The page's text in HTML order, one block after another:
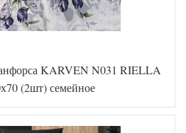
KARVEN N031 RIELLA
(2шт) семейное